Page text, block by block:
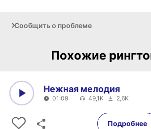
Сообщить о проблеме
Похожие
01:09
Нежная мелодия
01:09 49,1K 2,6K
Подробнее